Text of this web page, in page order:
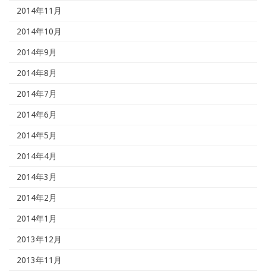
2014年11月
2014年10月
2014年9月
2014年8月
2014年7月
2014年6月
2014年5月
2014年4月
2014年3月
2014年2月
2014年1月
2013年12月
2013年11月